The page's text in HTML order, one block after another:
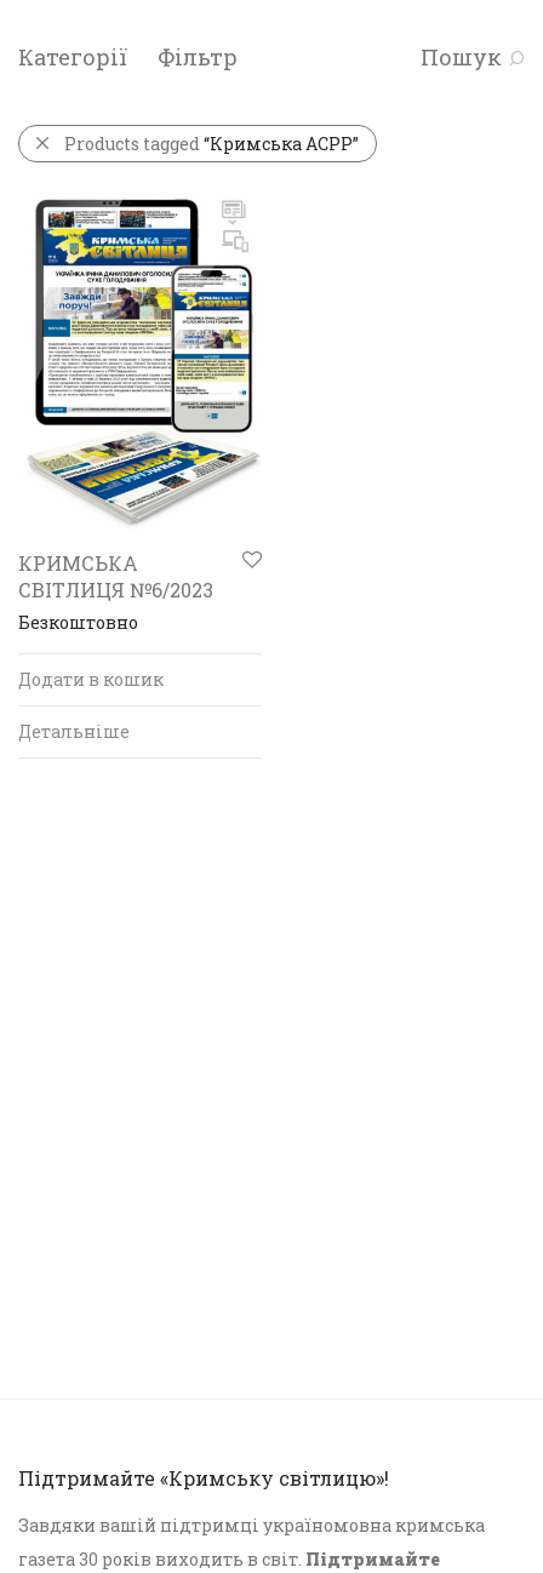
Категорії Фільтр Пошук
Products tagged“Кримська АСРР”
КРИМСЬКА
СВІТЛИЦЯ №6/2023
Безкоштовно
Додати в кошик
Детальніше
Підтримайте «Кримську світлицю»!
Завдяки вашій підтримці україномовна кримська
газета 30 років виходить в світ. Підтримайте